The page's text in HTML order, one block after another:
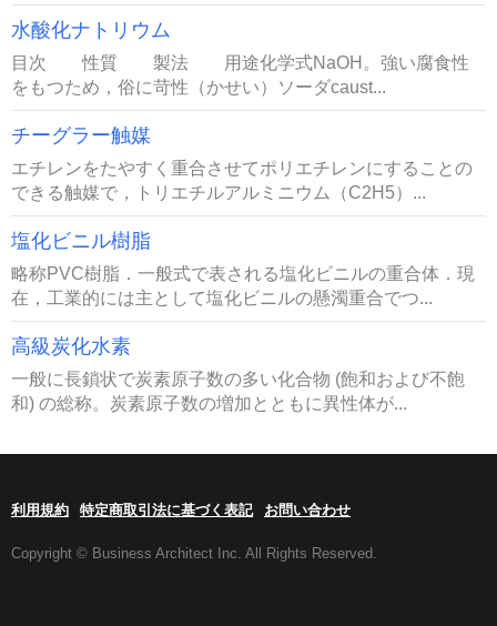
水酸化ナトリウム
目次 性質 製法 用途化学式NaOH。強い腐食性
をもつため，俗に苛性（かせい）ソーダcaust...
チーグラー触媒
エチレンをたやすく重合させてポリエチレンにすることの
できる触媒で，トリエチルアルミニウム（C2H5）...
塩化ビニル樹脂
略称PVC樹脂．一般式で表される塩化ビニルの重合体．現
在，工業的には主として塩化ビニルの懸濁重合でつ...
高級炭化水素
一般に長鎖状で炭素原子数の多い化合物 (飽和および不飽
和) の総称。炭素原子数の増加とともに異性体が...
利用規約 特定商取引法に基づく表記 お問い合わせ
Copyright © Business Architect Inc. All Rights Reserved.